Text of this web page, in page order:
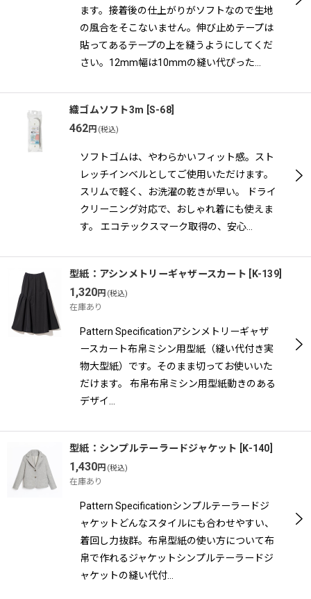
ます。接着後の仕上がりがソフトなので生地
の風合をそこないません。伸び止めテープは
貼ってあるテープの上を縫うようにしてくだ
さい。12mm幅は10mmの縫い代ぴった…
織ゴムソフト3m S-68]
462円 (税込)
ソフトゴムは、やわらかいフィット感。スト
レッチインベルとしてご使用いただけます。
スリムで軽く、お洗濯の乾きが早い。 ドライ
クリーニング対応で、おしゃれ着にも使えま
す。 エコテックスマーク取得の、安心…
型紙：アシンメトリーギャザースカート K-139
1,320円 (税込)
在庫あり
Pattern Specificationアシンメトリーギャザ
ースカート布帛ミシン用型紙（縫い代付き実
物大型紙）です。そのまま切ってお使いいた
だけます。 布帛布帛ミシン用型紙動きのある
デザイ…
型紙：シンプルテーラードジャケット K-140
1,430円 (税込)
在庫あり
Pattern Specificationシンプルテーラードジ
ャケットどんなスタイルにも合わせやすい、
着回し力抜群。布帛型紙の使い方について布
帛で作れるジャケットシンプルテーラードジ
ャケットの縫い代付…